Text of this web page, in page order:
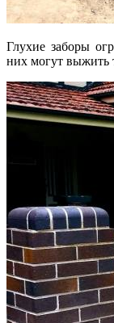
Глухие заборы
них могут выжить